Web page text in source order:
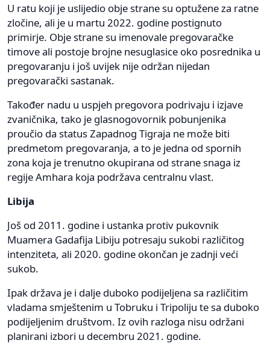
U ratu koji je uslijedio obje strane su optužene za ratne
zločine, ali je u martu 2022. godine postignuto
primirje. Obje strane su imenovale pregovaračke
timove ali postoje brojne nesuglasice oko posrednika u
pregovaranju i još uvijek nije održan nijedan
pregovarački sastanak.
Također nadu u uspjeh pregovora podrivaju i izjave
zvaničnika, tako je glasnogovornik pobunjenika
proučio da status Zapadnog Tigraja ne može biti
predmetom pregovaranja, a to je jedna od spornih
zona koja je trenutno okupirana od strane snaga iz
regije Amhara koja podržava centralnu vlast.
Libija
Još od 2011. godine i ustanka protiv pukovnik
Muamera Gadafija Libiju potresaju sukobi različitog
intenziteta, ali 2020. godine okončan je zadnji veći
sukob.
Ipak država je i dalje duboko podijeljena sa različitim
vladama smještenim u Tobruku i Tripoliju te sa duboko
podijeljenim društvom. Iz ovih razloga nisu održani
planirani izbori u decembru 2021. godine.